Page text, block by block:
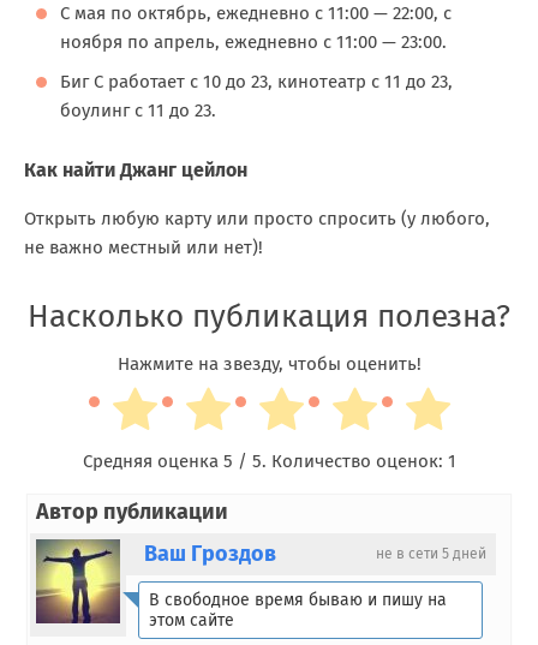
С мая по октябрь, ежедневно с 11:00 — 22:00, с
ноября по апрель, ежедневно с 11:00 — 23:00.
Биг С работает с 10 до 23, кинотеатр с 11 до 23,
боулинг с 11 до 23.
Как найти Джанг цейлон
Открыть любую карту или просто спросить (у любого,
не важно местный или нет)!
Насколько публикация полезна?
Нажмите на звезду, чтобы оценить!
Средняя оценка 5 / 5. Количество оценок: 1
Автор публикации
не в сети 5 дней
Ваш Гроздов
В свободное время бываю и пишу на
этом сайте